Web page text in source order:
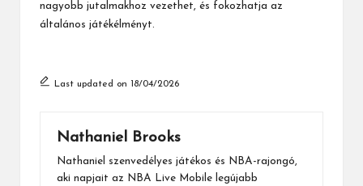
nagyobb jutalmakhoz vezethet, és fokozhatja az
általános játékélményt.
Last updated on 18/04/2026
Nathaniel Brooks
Nathaniel szenvedélyes játékos és NBA-rajongó,
aki napjait az NBA Live Mobile legújabb